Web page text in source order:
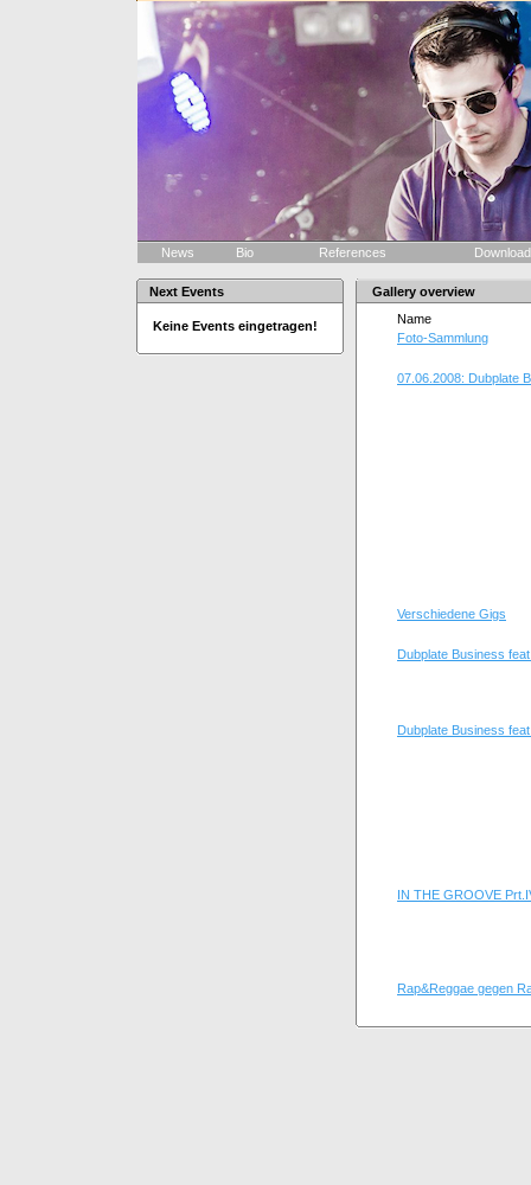
News Bio References
Next Events
Keine Events eingetragen!
Gallery overview
Name
Foto-Sammlung
07.06.2008: Dubplate
Verschiedene Gigs
Dubplate Business
Dubplate Business
IN THE GROOVE
Rap&Reggae gegen